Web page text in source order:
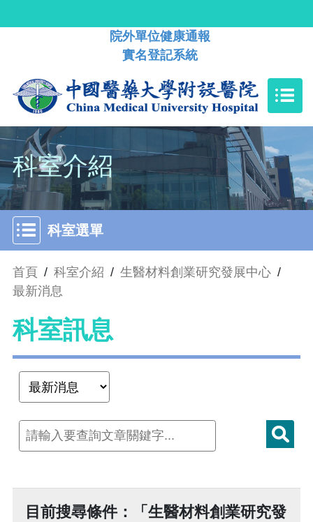
院外單位健康通報
實名登記系統
科室介紹
科室選單
首頁 / 科室介紹 / 生醫材料創業研究發展中心 /
最新消息
科室訊息
目前搜尋條件：「生醫材料創業研究發